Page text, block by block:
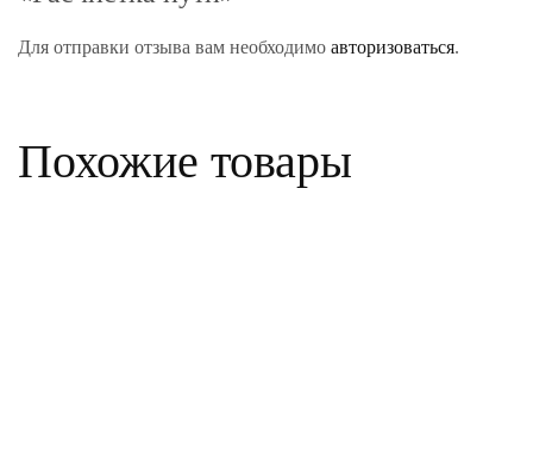
Для отправки отзыва вам необходимо авторизоваться.
Похожие товары